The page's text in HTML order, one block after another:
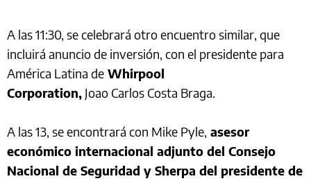
A las 11:30, se celebrará otro encuentro similar, que
incluirá anuncio de inversión, con el presidente para
América Latina de Whirpool
Corporation, Joao Carlos Costa Braga.
A las 13, se encontrará con Mike Pyle, asesor
económico internacional adjunto del Consejo
Nacional de Seguridad y Sherpa del presidente de